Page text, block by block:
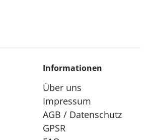
Informationen
Über uns
Impressum
AGB / Datenschutz
GPSR